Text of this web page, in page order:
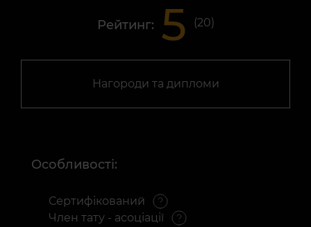
Рейтинг: 5 (20)
Нагороди та дипломи
Особливості:
Сертифікований
Член тату - асоціації